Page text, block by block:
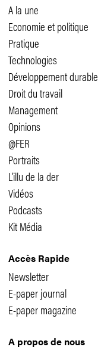
A la une
Economie et politique
Pratique
Technologies
Développement durable
Droit du travail
Management
Opinions
@FER
Portraits
L'illu de la der
Vidéos
Podcasts
Kit Média
Accès Rapide
Newsletter
E-paper journal
E-paper magazine
A propos de nous